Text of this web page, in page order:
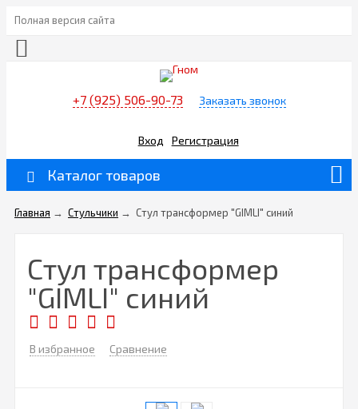
Полная версия сайта
+7 (925) 506-90-73 Заказать звонок
Вход Регистрация
Каталог товаров
Главная → Стульчики → Стул трансформер "GIMLI" синий
Стул трансформер
"GIMLI" синий
В избранное Сравнение